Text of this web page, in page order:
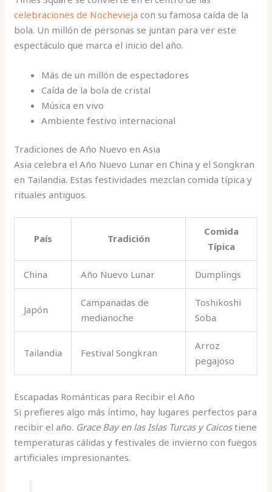
celebraciones de Nochevieja con su famosa caída de la
bola. Un millón de personas se juntan para ver este
espectáculo que marca el inicio del año.
Más de un millón de espectadores
Caída de la bola de cristal
Música en vivo
Ambiente festivo internacional
Tradiciones de Año Nuevo en Asia
Asia celebra el Año Nuevo Lunar en China y el Songkran
en Tailandia. Estas festividades mezclan comida típica y
rituales antiguos.
País Tradición
Comida
Típica
China Año Nuevo Lunar Dumplings
Japón
Campanadas de
medianoche
Toshikoshi
Soba
Tailandia Festival Songkran
Arroz
pegajoso
Escapadas Románticas para Recibir el Año
Si prefieres algo más íntimo, hay lugares perfectos para
recibir el año. Grace Bay en las Islas Turcas y Caicostiene
temperaturas cálidas y festivales de invierno con fuegos
artificiales impresionantes.